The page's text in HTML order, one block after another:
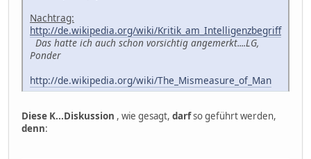
Nachtrag:
http://de.wikipedia.org/wiki/Kritik_am_Intelligenzbegriff
Das hatte ich auch schon vorsichtig angemerkt....LG,
Ponder
http://de.wikipedia.org/wiki/The_Mismeasure_of_Man
Diese K...Diskussion , wie gesagt, darfso geführt werden,
denn: